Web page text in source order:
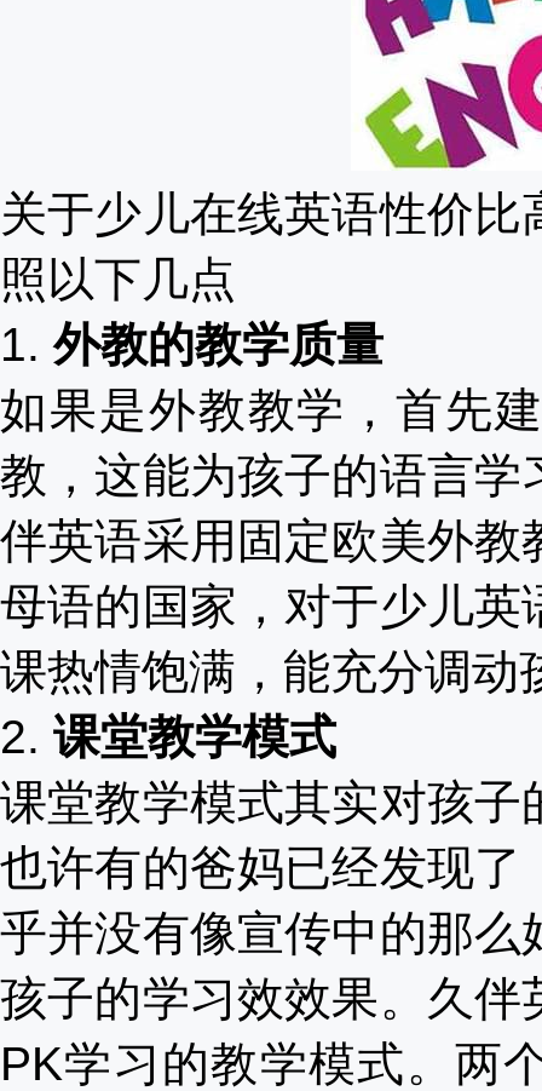
关于少儿在线英语性价
照以下几点
1.外教的教学质量
如果是外教教学，首先
教，这能为孩子的语言
伴英语采用固定欧美外
母语的国家，对于少儿
课热情饱满，能充分调动
2. 课堂教学模式
课堂教学模式其实对孩
也许有的爸妈已经发现
乎并没有像宣传中的那
孩子的学习效效果。久
PK学习的教学模式。两